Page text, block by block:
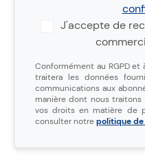
J'accepte de
Conformément au RGPD et à
traitera les données
communications aux
manière dont nous
vos droits en matière de
consulter notrepolitique